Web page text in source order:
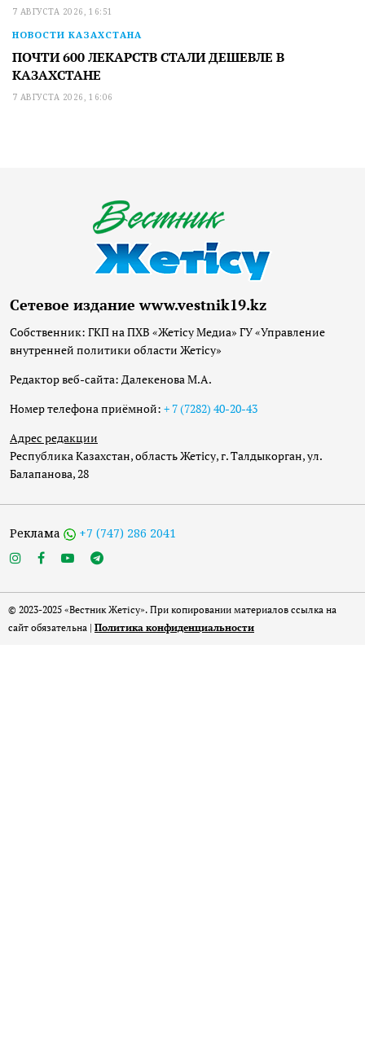
7 АВГУСТА 2026, 16:51
НОВОСТИ КАЗАХСТАНА
ПОЧТИ 600 ЛЕКАРСТВ СТАЛИ ДЕШЕВЛЕ В
КАЗАХСТАНЕ
7 АВГУСТА 2026, 16:06
Сетевое издание www.vestnik19.kz
Собственник: ГКП на ПХВ «Жетісу Медиа» ГУ «Управление
внутренней политики области Жетісу»
Редактор веб-сайта: Далекенова М.А.
Номер телефона приёмной: + 7 (7282) 40-20-43
Адрес редакции
Республика Казахстан, область Жетісу, г. Талдыкорган, ул.
Балапанова, 28
Реклама +7 (747) 286 2041
© 2023-2025 «Вестник Жетісу». При копировании материалов ссылка на
сайт обязательна | Политика конфиденциальности